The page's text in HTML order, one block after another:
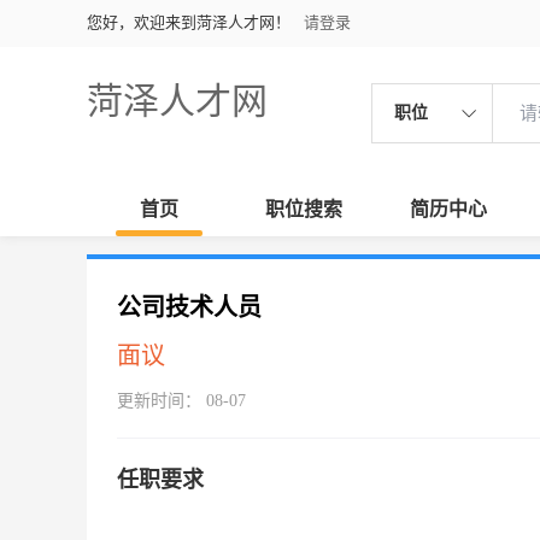
您好，欢迎来到菏泽人才网！ 请登录
菏泽人才网 职位
首页 职位搜索 简历中心
公司技术人员
面议
更新时间： 08-07
任职要求